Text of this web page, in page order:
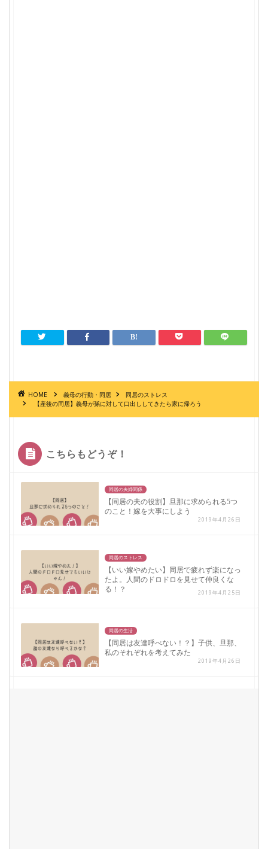
HOME 義母の行動・同居
同居のストレス
【産後の同居】義母が孫に対して口出ししてきたら家に帰ろう
こちらもどうぞ！
同居の夫婦関係
【同居の夫の役割】旦那に求められる5つ
のこと！嫁を大事にしよう
2019年4月26日
同居のストレス
【いい嫁やめたい】同居で疲れず楽になっ
たよ。人間のドロドロを見せて仲良くな
る！？
2019年4月25日
同居の生活
【同居は友達呼べない！？】子供、旦那、
私のそれぞれを考えてみた
2019年4月26日